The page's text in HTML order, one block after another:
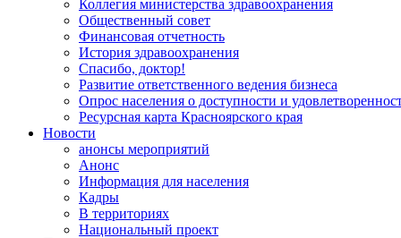
Коллегия министерства здравоохранения
Общественный совет
Финансовая отчетность
История здравоохранения
Спасибо, доктор!
Развитие ответственного ведения бизнеса
Опрос населения о доступности и
Ресурсная карта Красноярского края
Новости
анонсы мероприятий
Анонс
Информация для населения
Кадры
В территориях
Национальный проект